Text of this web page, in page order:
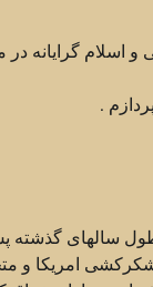
اسلام گرایانه
.
امریکا و